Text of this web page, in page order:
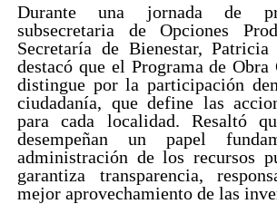
Durante una jornada de
subsecretaria de Opciones
Secretaría de Bienestar,
destacó que el Programa de
distingue por la participación
ciudadanía, que define las
para cada localidad. Resaltó
desempeñan un papel
administración de los recursos
garantiza transparencia,
mejor aprovechamiento de las